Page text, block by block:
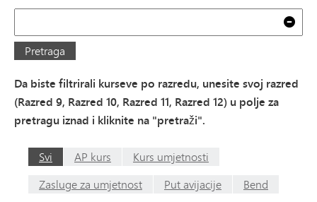
Pretraga
Da biste filtrirali kurseve po razredu, unesite svoj razred
(Razred 9, Razred 10, Razred 11, Razred 12) u polje za
pretragu iznad i kliknite na "pretraži".
Svi AP kurs
Kurs umjetnosti
Zasluge za umjetnost
Put avijacije
Bend